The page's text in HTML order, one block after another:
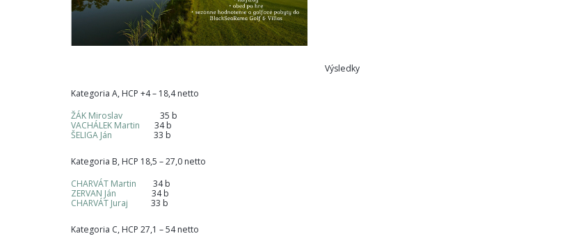
Výsledky
Kategoria A, HCP +4 – 18,4 netto
ŽÁK Miroslav 35 b
VACHÁLEK Martin 34 b
ŠELIGA Ján 33 b
Kategoria B, HCP 18,5 – 27,0 netto
CHARVÁT Martin 34 b
ZERVAN Ján 34 b
CHARVÁT Juraj 33 b
Kategoria C, HCP 27,1 – 54 netto